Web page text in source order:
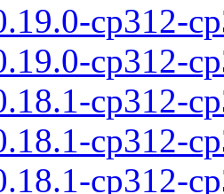
cp312-
cp312-
cp312-
cp312-
cp312-